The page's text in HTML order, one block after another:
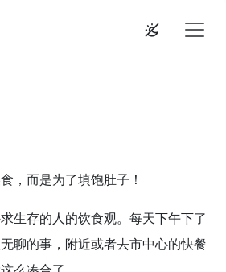
，而是为了填饱肚子！
生存的人的饮食观。每天下午下了
聊的事，附近或者去市中心的快餐